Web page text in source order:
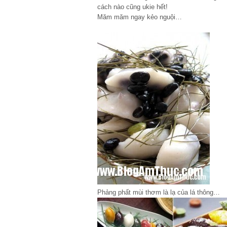
cách nào cũng ukie hết!
Măm măm ngay kẻo nguội…
Phảng phất mùi thơm là lạ của lá thông…